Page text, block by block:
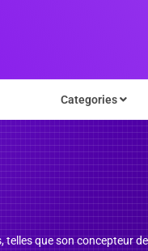
Categories
que son concepteur